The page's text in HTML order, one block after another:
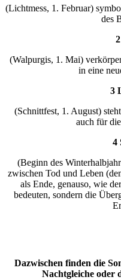
(Lichtmess, 1. Februar)
des
(Walpurgis, 1. Mai)
in eine
3
(Schnittfest, 1. August)
auch für
4
(Beginn des
zwischen Tod und Leben
als Ende, genauso, wie
bedeuten, sondern die
Dazwischen finden die
Nachtgleiche oder